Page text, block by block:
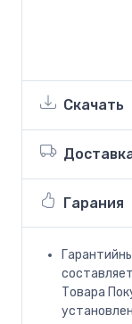
Скачать
Гарания
Товара